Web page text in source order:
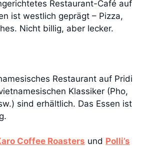
Restaurant-Café auf
ist westlich geprägt – Pizza,
Nicht billig, aber lecker.
Restaurant auf Pridi
Klassiker (Pho,
sind erhältlich. Das Essen ist
Coffee Roasters und Polli’s